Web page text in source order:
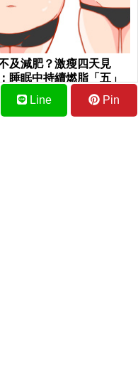
及減肥？激瘦四天見
睡眠中持續燃脂「五」
，瞬間提升新陳代謝，輕
家「不運動鏟肚肉」！
Line Pin